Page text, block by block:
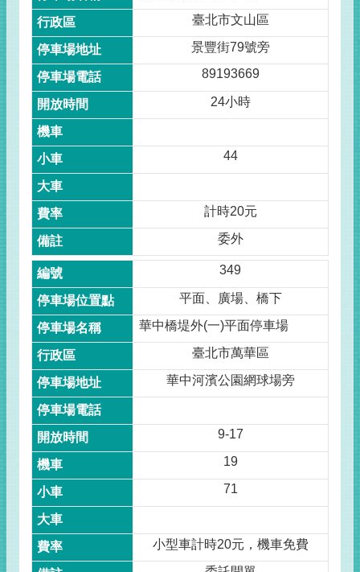
臺北市文山區
景豐街79號旁
89193669
24小時
44
計時20元
委外
349
平面、廣場、橋下
華中橋堤外(一)平面停車場
臺北市萬華區
華中河濱公園網球場旁
9-17
19
71
小型車計時20元，機車免費